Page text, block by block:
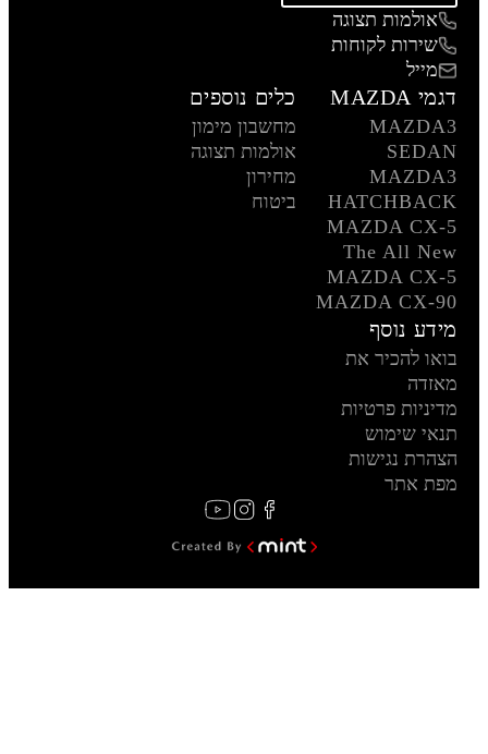
אולמות תצוגה
שירות לקוחות
מייל
דגמי MAZDA
MAZDA3
SEDAN
MAZDA3
HATCHBACK
MAZDA CX-5
The All New
MAZDA CX-5
MAZDA CX-90
כלים נוספים
מחשבון מימון
אולמות תצוגה
מחירון
ביטוח
מידע נוסף
בואו להכיר את
מאזדה
מדיניות פרטיות
תנאי שימוש
הצהרת נגישות
מפת אתר